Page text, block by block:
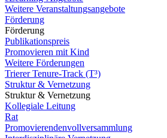
Weitere Veranstaltungsangebote
Förderung
Förderung
Publikationspreis
Promovieren mit Kind
Weitere Förderungen
Trierer Tenure-Track (T³)
Struktur & Vernetzung
Struktur & Vernetzung
Kollegiale Leitung
Rat
Promovierendenvollversammlung